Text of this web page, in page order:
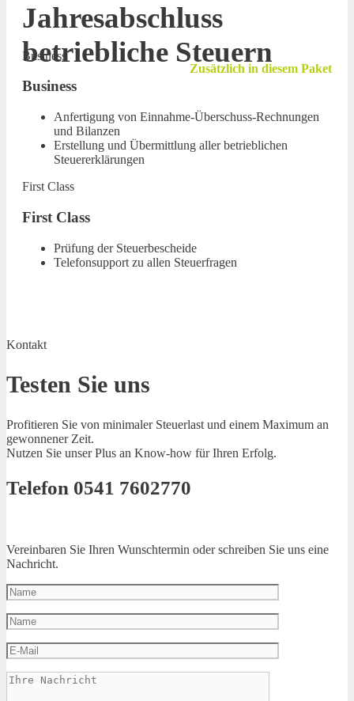
Jahresabschluss
betriebliche Steuern
Zusätzlich in diesem Paket
Business
Business
Anfertigung von Einnahme-Überschuss-Rechnungen
und Bilanzen
Erstellung und Übermittlung aller betrieblichen
Steuererklärungen
First Class
First Class
Prüfung der Steuerbescheide
Telefonsupport zu allen Steuerfragen
Kontakt
Testen Sie uns
Profitieren Sie von minimaler Steuerlast und einem Maximum an
gewonnener Zeit.
Nutzen Sie unser Plus an Know-how für Ihren Erfolg.
Telefon 0541 7602770
Vereinbaren Sie Ihren Wunschtermin oder schreiben Sie uns eine
Nachricht.